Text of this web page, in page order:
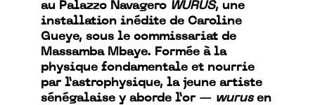
au Palazzo Navagero WURUS, une
installation inédite de Caroline
Gueye, sous le commissariat de
Massamba Mbaye. Formée à la
physique fondamentale et nourrie
par l’astrophysique, la jeune artiste
sénégalaise y aborde l’or — wurusen